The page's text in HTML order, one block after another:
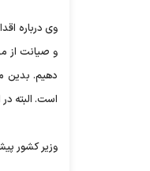
و صیانت از
دهیم. بدین
است. البته
وزیر کشور